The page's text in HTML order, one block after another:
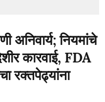
अनिवार्य; नियमांचे
कारवाई, FDA
रक्तपेढ्यांना